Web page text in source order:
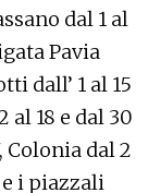
dal 1 al
Pavia
dall’ 1 al 15
al 18 e dal 30
Colonia dal 2
e i piazzali